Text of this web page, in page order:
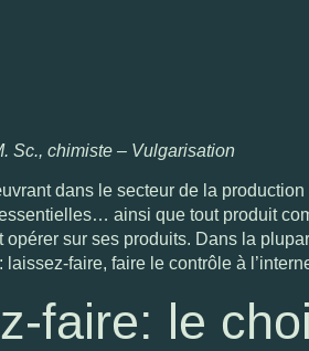
Sc., chimiste – Vulgarisation
dans le secteur de la
ainsi que tout produit
opérer sur ses produits. Dans la
faire, faire le contrôle à
faire: le